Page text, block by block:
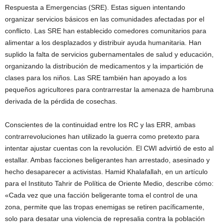
Respuesta a Emergencias (SRE). Estas siguen intentando
organizar servicios básicos en las comunidades afectadas por el
conflicto. Las SRE han establecido comedores comunitarios para
alimentar a los desplazados y distribuir ayuda humanitaria. Han
suplido la falta de servicios gubernamentales de salud y educación,
organizando la distribución de medicamentos y la impartición de
clases para los niños. Las SRE también han apoyado a los
pequeños agricultores para contrarrestar la amenaza de hambruna
derivada de la pérdida de cosechas.
Conscientes de la continuidad entre los RC y las ERR, ambas
contrarrevoluciones han utilizado la guerra como pretexto para
intentar ajustar cuentas con la revolución. El CWI advirtió de esto al
estallar. Ambas facciones beligerantes han arrestado, asesinado y
hecho desaparecer a activistas. Hamid Khalafallah, en un artículo
para el Instituto Tahrir de Política de Oriente Medio, describe cómo:
«Cada vez que una facción beligerante toma el control de una
zona, permite que las tropas enemigas se retiren pacíficamente,
solo para desatar una violencia de represalia contra la población